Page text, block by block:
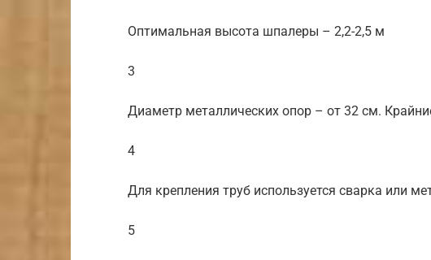
Оптимальная высота шпалеры – 2,2-2,5 м
3
Диаметр металлических опор – от 32 см.
4
Для крепления труб используется сварка или
5